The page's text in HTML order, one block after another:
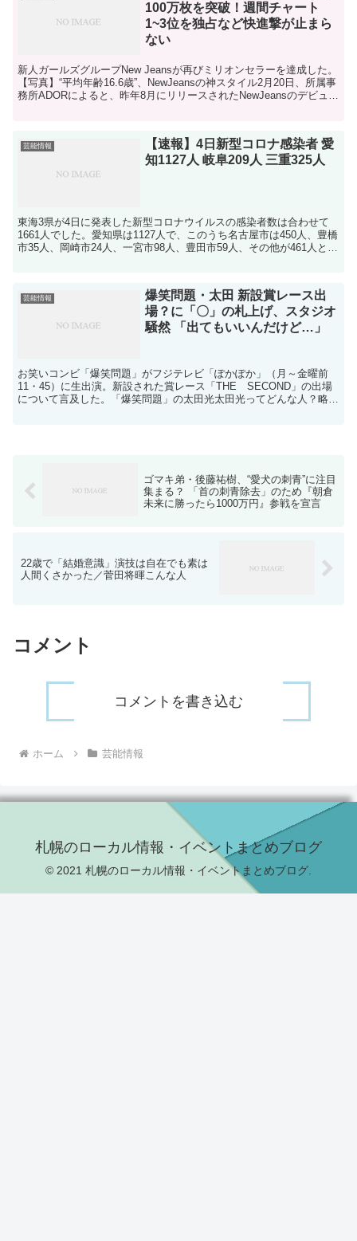
100万枚を突破！週間チャート
1~3位を独占など快進撃が止まら
ない
新人ガールズグループNew Jeansが再びミリオンセラーを達成した。
【写真】“平均年齢16.6歳”、NewJeansの神スタイル2月20日、所属事
務所ADORによると、昨年8月にリリースされたNewJeansのデビュー
芸能情報
【速報】4日新型コロナ感染者 愛
知1127人 岐阜209人 三重325人
東海3県が4日に発表した新型コロナウイルスの感染者数は合わせて
1661人でした。愛知県は1127人で、このうち名古屋市は450人、豊橋
市35人、岡崎市24人、一宮市98人、豊田市59人、その他が461人とな
芸能情報
爆笑問題・太田 新設賞レース出
場？に「〇」の札上げ、スタジオ
騒然 「出てもいいんだけど…」
お笑いコンビ「爆笑問題」がフジテレビ「ぽかぽか」（月～金曜前
11・45）に生出演。新設された賞レース「THE SECOND」の出場
について言及した。「爆笑問題」の太田光太田光ってどんな人？略
ゴマキ弟・後藤祐樹、“愛犬の刺青”に注目
集まる？ 「首の刺青除去」のため『朝倉
未来に勝ったら1000万円』参戦を宣言
22歳で「結婚意識」演技は自在でも素は
人間くさかった／菅田将暉こんな人
コメント
コメントを書き込む
ホーム 芸能情報
札幌のローカル情報・イベントまとめブログ
© 2021 札幌のローカル情報・イベントまとめブログ.